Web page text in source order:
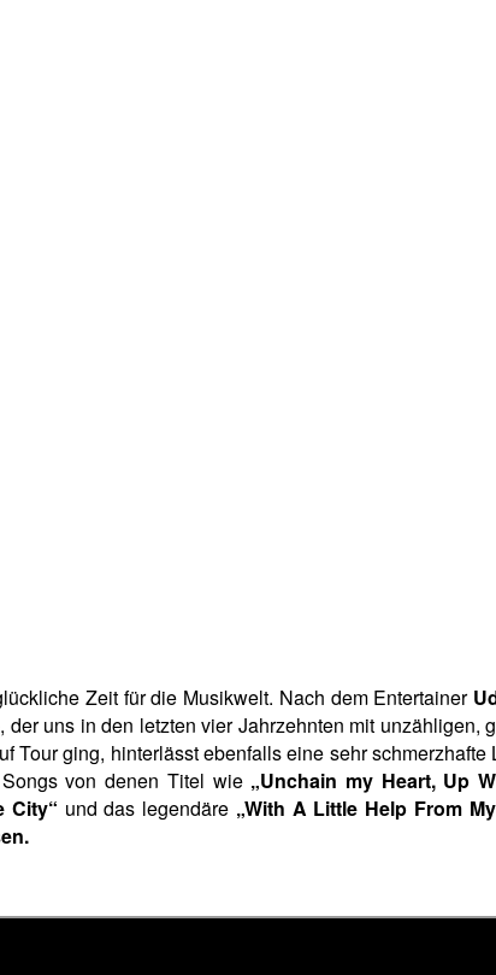
Zeit für die Musikwelt. Nach dem Entertainer
uns in den letzten vier Jahrzehnten mit
ging, hinterlässt ebenfalls eine sehr
von denen Titel wie „Unchain my Heart, Up
City“ und das legendäre „With A Little Help From